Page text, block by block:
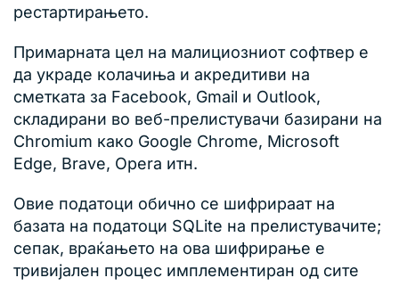
рестартирањето.
Примарната цел на малициозниот софтвер е
да украде колачиња и акредитиви на
сметката за Facebook, Gmail и Outlook,
складирани во веб-прелистувачи базирани на
Chromium како Google Chrome, Microsoft
Edge, Brave, Opera итн.
Овие податоци обично се шифрираат на
базата на податоци SQLite на прелистувачите;
сепак, враќањето на ова шифрирање е
тривијален процес имплементиран од сите